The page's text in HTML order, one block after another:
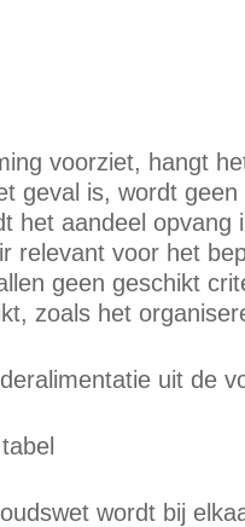
voorziet, hangt
geval is, wordt
het aandeel opvang
relevant voor het
geen geschikt
zoals het
uit de
wordt bij